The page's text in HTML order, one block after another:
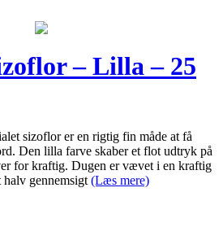
– Lilla – 25
sizoflor er en rigtig fin måde at få
Den lilla farve skaber et flot udtryk på
for kraftig. Dugen er vævet i en kraftig
gennemsigt (Læs mere)